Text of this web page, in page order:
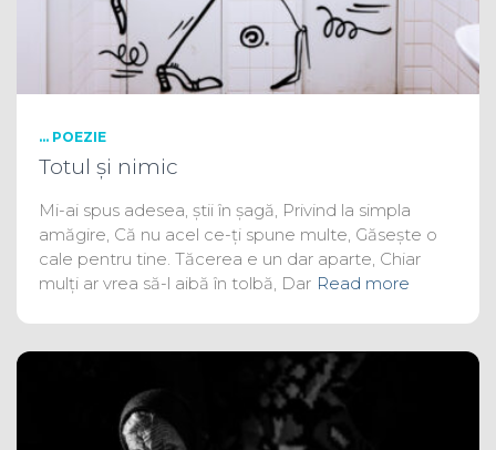
... POEZIE
Totul și nimic
Mi-ai spus adesea, știi în șagă, Privind la simpla
amăgire, Că nu acel ce-ți spune multe, Găsește o
cale pentru tine. Tăcerea e un dar aparte, Chiar
mulți ar vrea să-l aibă în tolbă, Dar Read more